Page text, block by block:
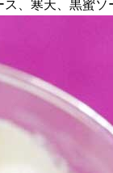
、寒天、黒蜜ソ